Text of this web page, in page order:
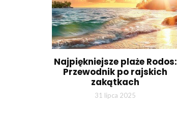
Najpiękniejsze plaże Rodos:
Przewodnik po rajskich
zakątkach
31 lipca 2025